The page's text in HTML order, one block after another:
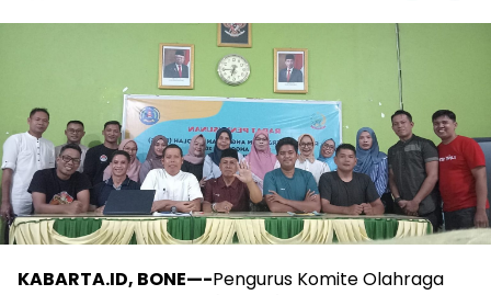
KABARTA.ID, BONE—-Pengurus Komite Olahraga